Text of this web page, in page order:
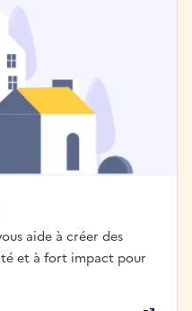
aide à créer des
et à fort impact pour